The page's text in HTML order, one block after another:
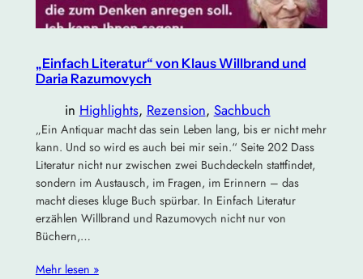
„Einfach Literatur“ von Klaus Willbrand und
Daria Razumovych
in Highlights, Rezension, Sachbuch
„Ein Antiquar macht das sein Leben lang, bis er nicht mehr
kann. Und so wird es auch bei mir sein.“ Seite 202 Dass
Literatur nicht nur zwischen zwei Buchdeckeln stattfindet,
sondern im Austausch, im Fragen, im Erinnern – das
macht dieses kluge Buch spürbar. In Einfach Literatur
erzählen Willbrand und Razumovych nicht nur von
Büchern,…
Mehr lesen »